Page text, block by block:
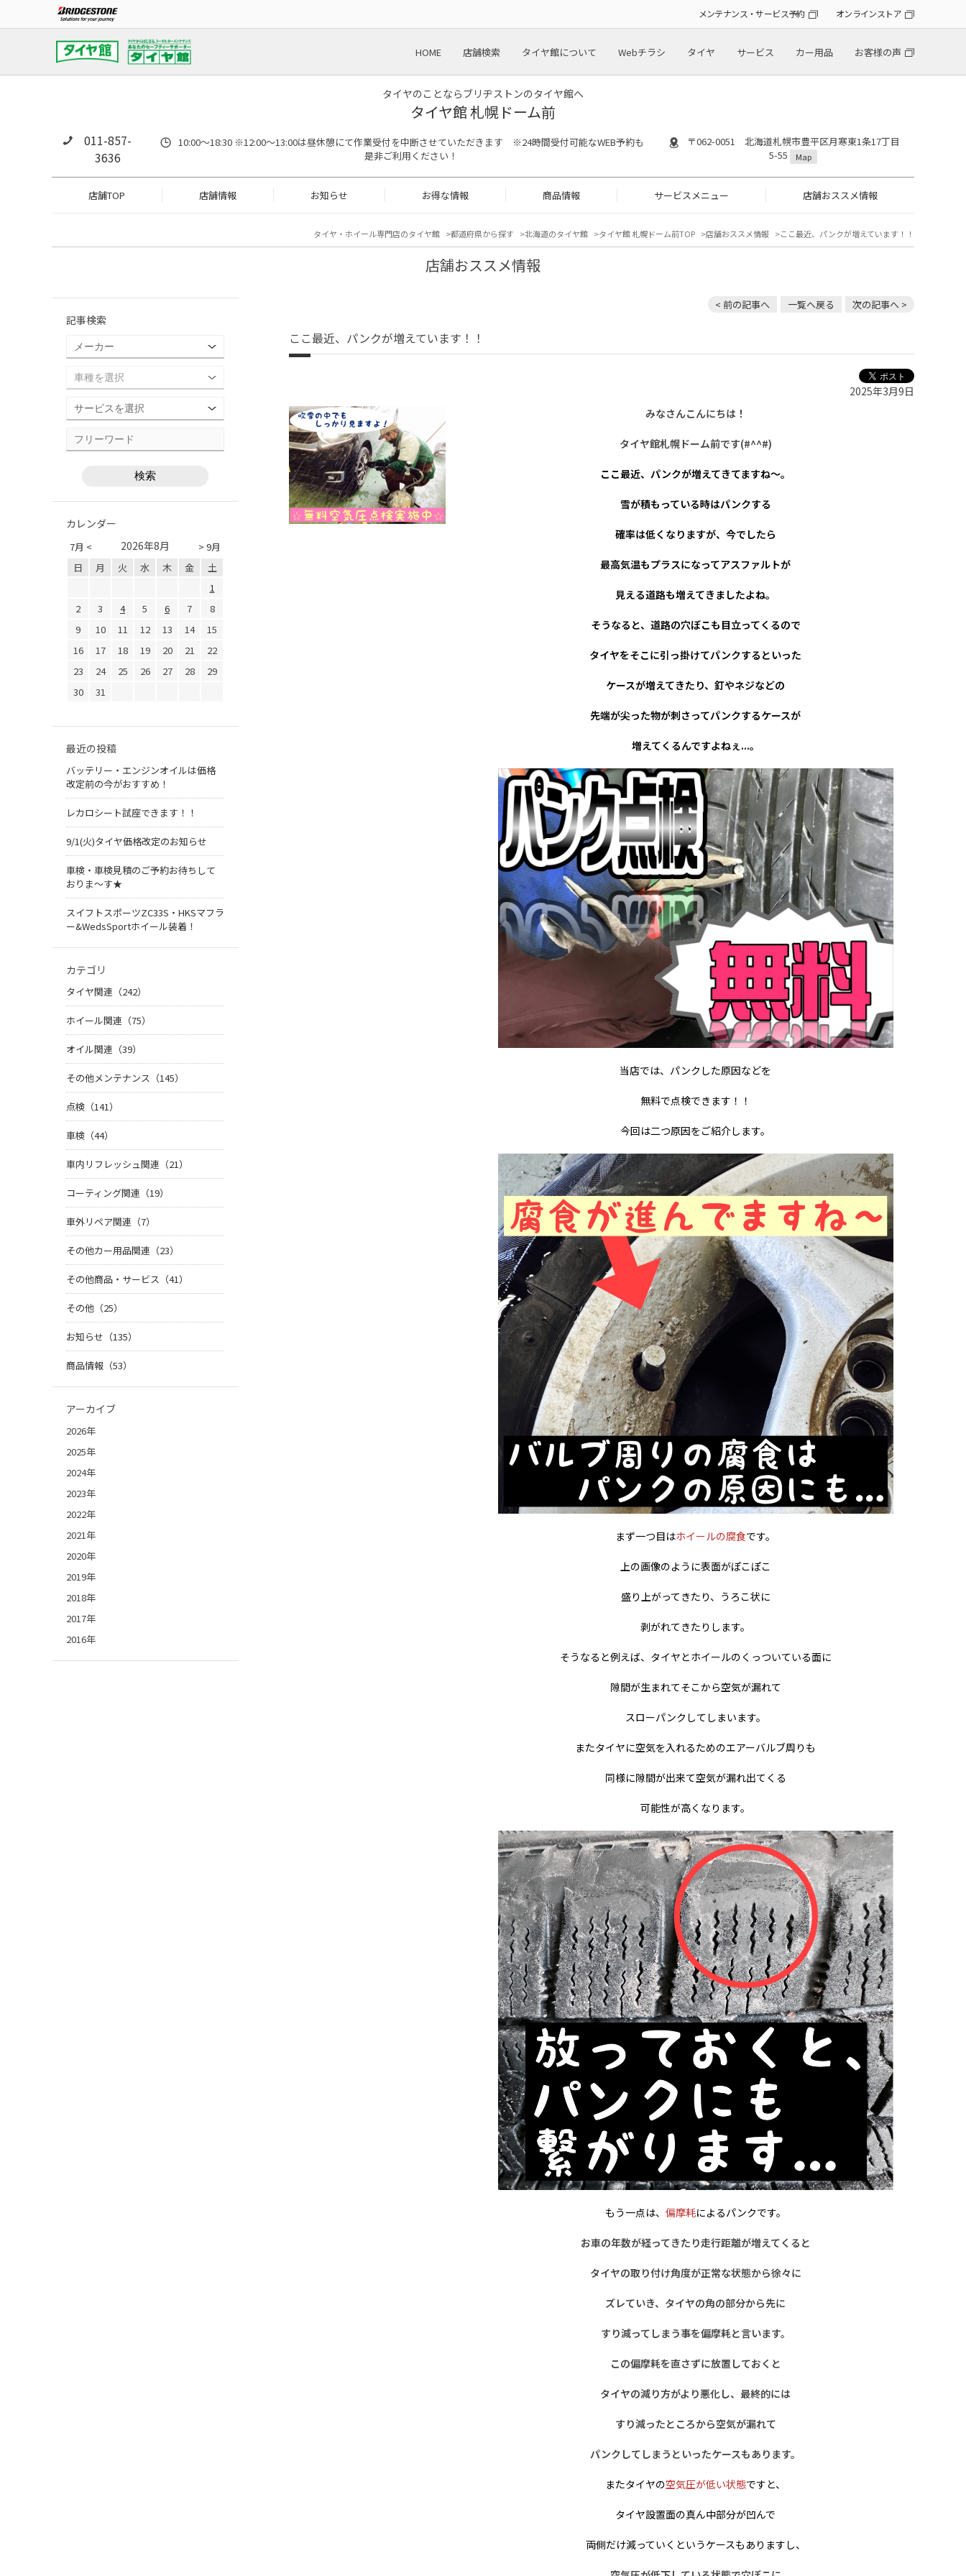
メンテナンス・サービス予約 オンラインストア
HOME 店舗検索 タイヤ館について Webチラシ タイヤ サービス カー用品 お客様の声
タイヤのことならブリヂストンのタイヤ館へ
タイヤ館 札幌ドーム前
011-857-
3636
10:00～18:30 ※12:00～13:00は昼休憩にて作業受付を中断させていただきます ※24時間受付可能なWEB予約も
是非ご利用ください！
〒062-0051 北海道札幌市豊平区月寒東1条17丁目
5-55
Map
店舗TOP 店舗情報 お知らせ お得な情報 商品情報 サービスメニュー 店舗おススメ情報
タイヤ・ホイール専門店のタイヤ館 都道府県から探す 北海道のタイヤ館 タイヤ館 札幌ドーム前TOP 店舗おススメ情報 ここ最近、パンクが増えています！！
店舗おススメ情報
< 前の記事へ 一覧へ戻る 次の記事へ >
ここ最近、パンクが増えています！！
2025年3月9日
みなさんこんにちは！
タイヤ館札幌ドーム前です(#^^#)
ここ最近、パンクが増えてきてますね～。
雪が積もっている時はパンクする
確率は低くなりますが、今でしたら
最高気温もプラスになってアスファルトが
見える道路も増えてきましたよね。
そうなると、道路の穴ぼこも目立ってくるので
タイヤをそこに引っ掛けてパンクするといった
ケースが増えてきたり、釘やネジなどの
先端が尖った物が刺さってパンクするケースが
増えてくるんですよねぇ...。
当店では、パンクした原因などを
無料で点検できます！！
今回は二つ原因をご紹介します。
まず一つ目はホイールの腐食です。
上の画像のように表面がぽこぽこ
盛り上がってきたり、うろこ状に
剥がれてきたりします。
そうなると例えば、タイヤとホイールのくっついている面に
隙間が生まれてそこから空気が漏れて
スローパンクしてしまいます。
またタイヤに空気を入れるためのエアーバルブ周りも
同様に隙間が出来て空気が漏れ出てくる
可能性が高くなります。
もう一点は、 偏摩耗によるパンクです。
お車の年数が経ってきたり走行距離が増えてくると
タイヤの取り付け角度が正常な状態から徐々に
ズレていき、タイヤの角の部分から先に
すり減ってしまう事を偏摩耗と言います。
この偏摩耗を直さずに放置しておくと
タイヤの減り方がより悪化し、最終的には
すり減ったところから空気が漏れて
パンクしてしまうといったケースもあります。
またタイヤの空気圧が低い状態ですと、
タイヤ設置面の真ん中部分が凹んで
両側だけ減っていくというケースもありますし、
記事検索
カレンダー
7月 < > 9月
2026年8月
日 月 火 水 木 金
土
1
2
3 4 5 6 7
8
9
10 11 12 13 14
15
16
17 18 19 20 21
22
23
24 25 26 27 28
29
30
31
最近の投稿
バッテリー・エンジンオイルは価格
改定前の今がおすすめ！
レカロシート試座できます！！
9/1(火)タイヤ価格改定のお知らせ
車検・車検見積のご予約お待ちして
おりま～す★
スイフトスポーツZC33S・HKSマフラ
ー&WedsSportホイール装着！
カテゴリ
タイヤ関連（242）
ホイール関連（75）
オイル関連（39）
その他メンテナンス（145）
点検（141）
車検（44）
車内リフレッシュ関連（21）
コーティング関連（19）
車外リペア関連（7）
その他カー用品関連（23）
その他商品・サービス（41）
その他（25）
お知らせ（135）
商品情報（53）
アーカイブ
2026年
2025年
2024年
2023年
2022年
2021年
2020年
2019年
2018年
2017年
2016年